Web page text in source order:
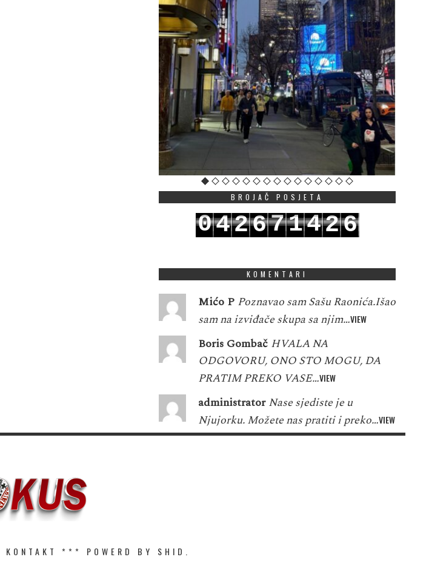
BROJAČ POSJETA
042671426
KOMENTARI
Mićo P Poznavao sam Sašu Raonića.Išao
sam na izviđače skupa sa njim…VIEW
Boris Gombač HVALA NA
ODGOVORU, ONO STO MOGU, DA
PRATIM PREKO VASE…VIEW
administrator Nase sjediste je u
Njujorku. Možete nas pratiti i preko…VIEW
KONTAKT *** POWERD BY SHID.